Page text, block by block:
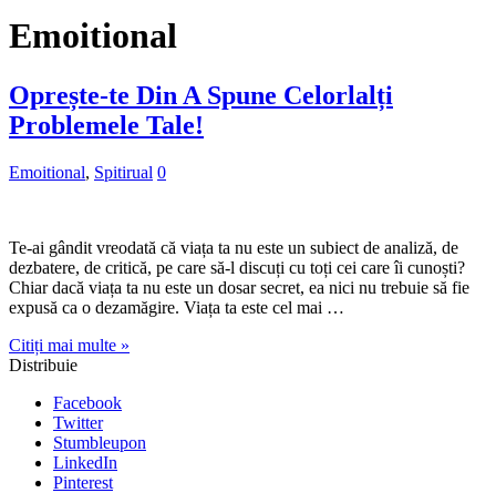
Emoitional
Oprește-te Din A Spune Celorlalți
Problemele Tale!
Emoitional, Spitirual 0
Te-ai gândit vreodată că viața ta nu este un subiect de analiză, de
dezbatere, de critică, pe care să-l discuți cu toți cei care îi cunoști?
Chiar dacă viața ta nu este un dosar secret, ea nici nu trebuie să fie
expusă ca o dezamăgire. Viața ta este cel mai …
Citiți mai multe »
Distribuie
Facebook
Twitter
Stumbleupon
LinkedIn
Pinterest